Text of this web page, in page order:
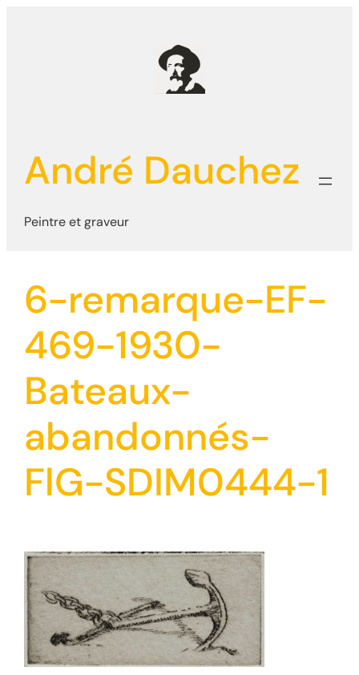
André Dauchez
Peintre et graveur
6-remarque-EF-
469-1930-
Bateaux-
abandonnés-
FlG-SDIM0444-1